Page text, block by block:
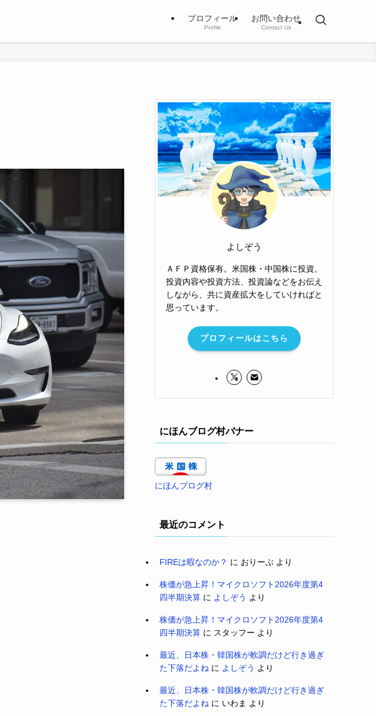
プロフィール
Profile
お問い合わせ
Contact Us
よしぞう
ＡＦＰ資格保有。米国株・中国株に投資。
投資内容や投資方法、投資論などをお伝え
しながら、共に資産拡大をしていければと
思っています。
プロフィールはこちら
にほんブログ村バナー
にほんブログ村
最近のコメント
FIREは暇なのか？ に おりーぶ より
株価が急上昇！マイクロソフト2026年度第4
四半期決算 に よしぞう より
株価が急上昇！マイクロソフト2026年度第4
四半期決算 に スタッフー より
最近、日本株・韓国株が軟調だけど行き過ぎ
た下落だよね に よしぞう より
最近、日本株・韓国株が軟調だけど行き過ぎ
た下落だよね に いわま より